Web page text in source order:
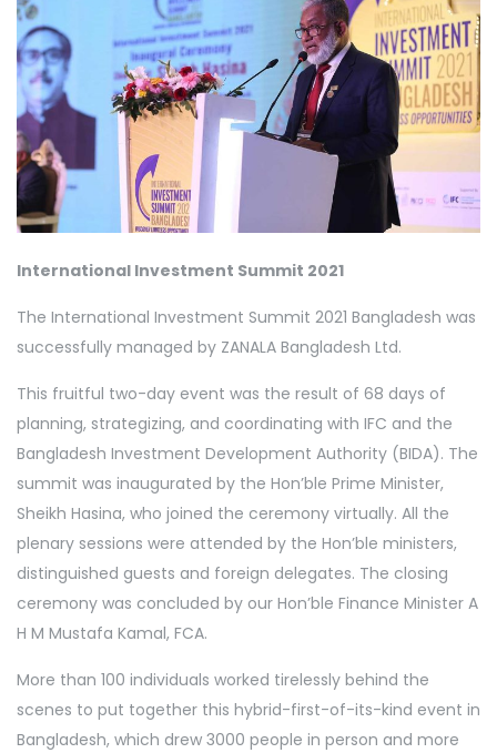
International Investment Summit 2021
The International Investment Summit 2021 Bangladesh was
successfully managed by ZANALA Bangladesh Ltd.
This fruitful two-day event was the result of 68 days of
planning, strategizing, and coordinating with IFC and the
Bangladesh Investment Development Authority (BIDA). The
summit was inaugurated by the Hon’ble Prime Minister,
Sheikh Hasina, who joined the ceremony virtually. All the
plenary sessions were attended by the Hon’ble ministers,
distinguished guests and foreign delegates. The closing
ceremony was concluded by our Hon’ble Finance Minister A
H M Mustafa Kamal, FCA.
More than 100 individuals worked tirelessly behind the
scenes to put together this hybrid-first-of-its-kind event in
Bangladesh, which drew 3000 people in person and more